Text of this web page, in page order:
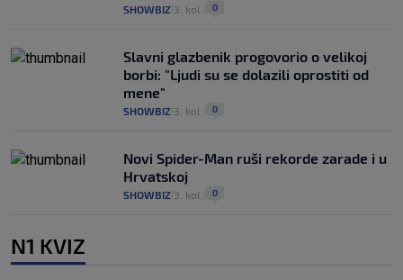
SHOWBIZ 3. kol. 0
Slavni glazbenik progovorio o velikoj
borbi: "Ljudi su se dolazili oprostiti od
mene"
SHOWBIZ 3. kol. 0
Novi Spider-Man ruši rekorde zarade i u
Hrvatskoj
SHOWBIZ 3. kol. 0
N1 KVIZ